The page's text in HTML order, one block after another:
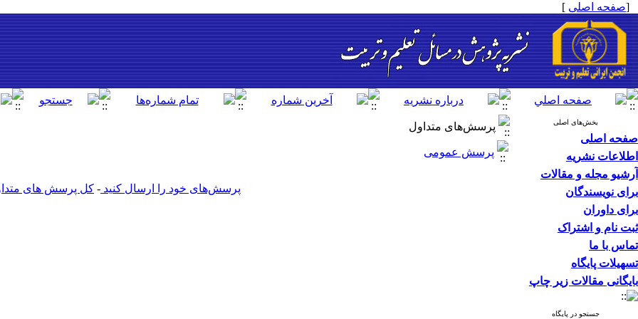
[صفحه اصلی ]
بخش‌های اصلی
صفحه اصلی
اطلاعات نشریه
آرشیو مجله و مقالات
برای نویسندگان
برای داوران
ثبت نام و اشتراک
تماس با ما
تسهیلات پایگاه
بایگانی مقالات زیر چاپ
جستجو در پایگاه
پرسش‌های متداول
پرسش عمومی
پرسش‌های خود را ارسال کنید - کل پرسش های